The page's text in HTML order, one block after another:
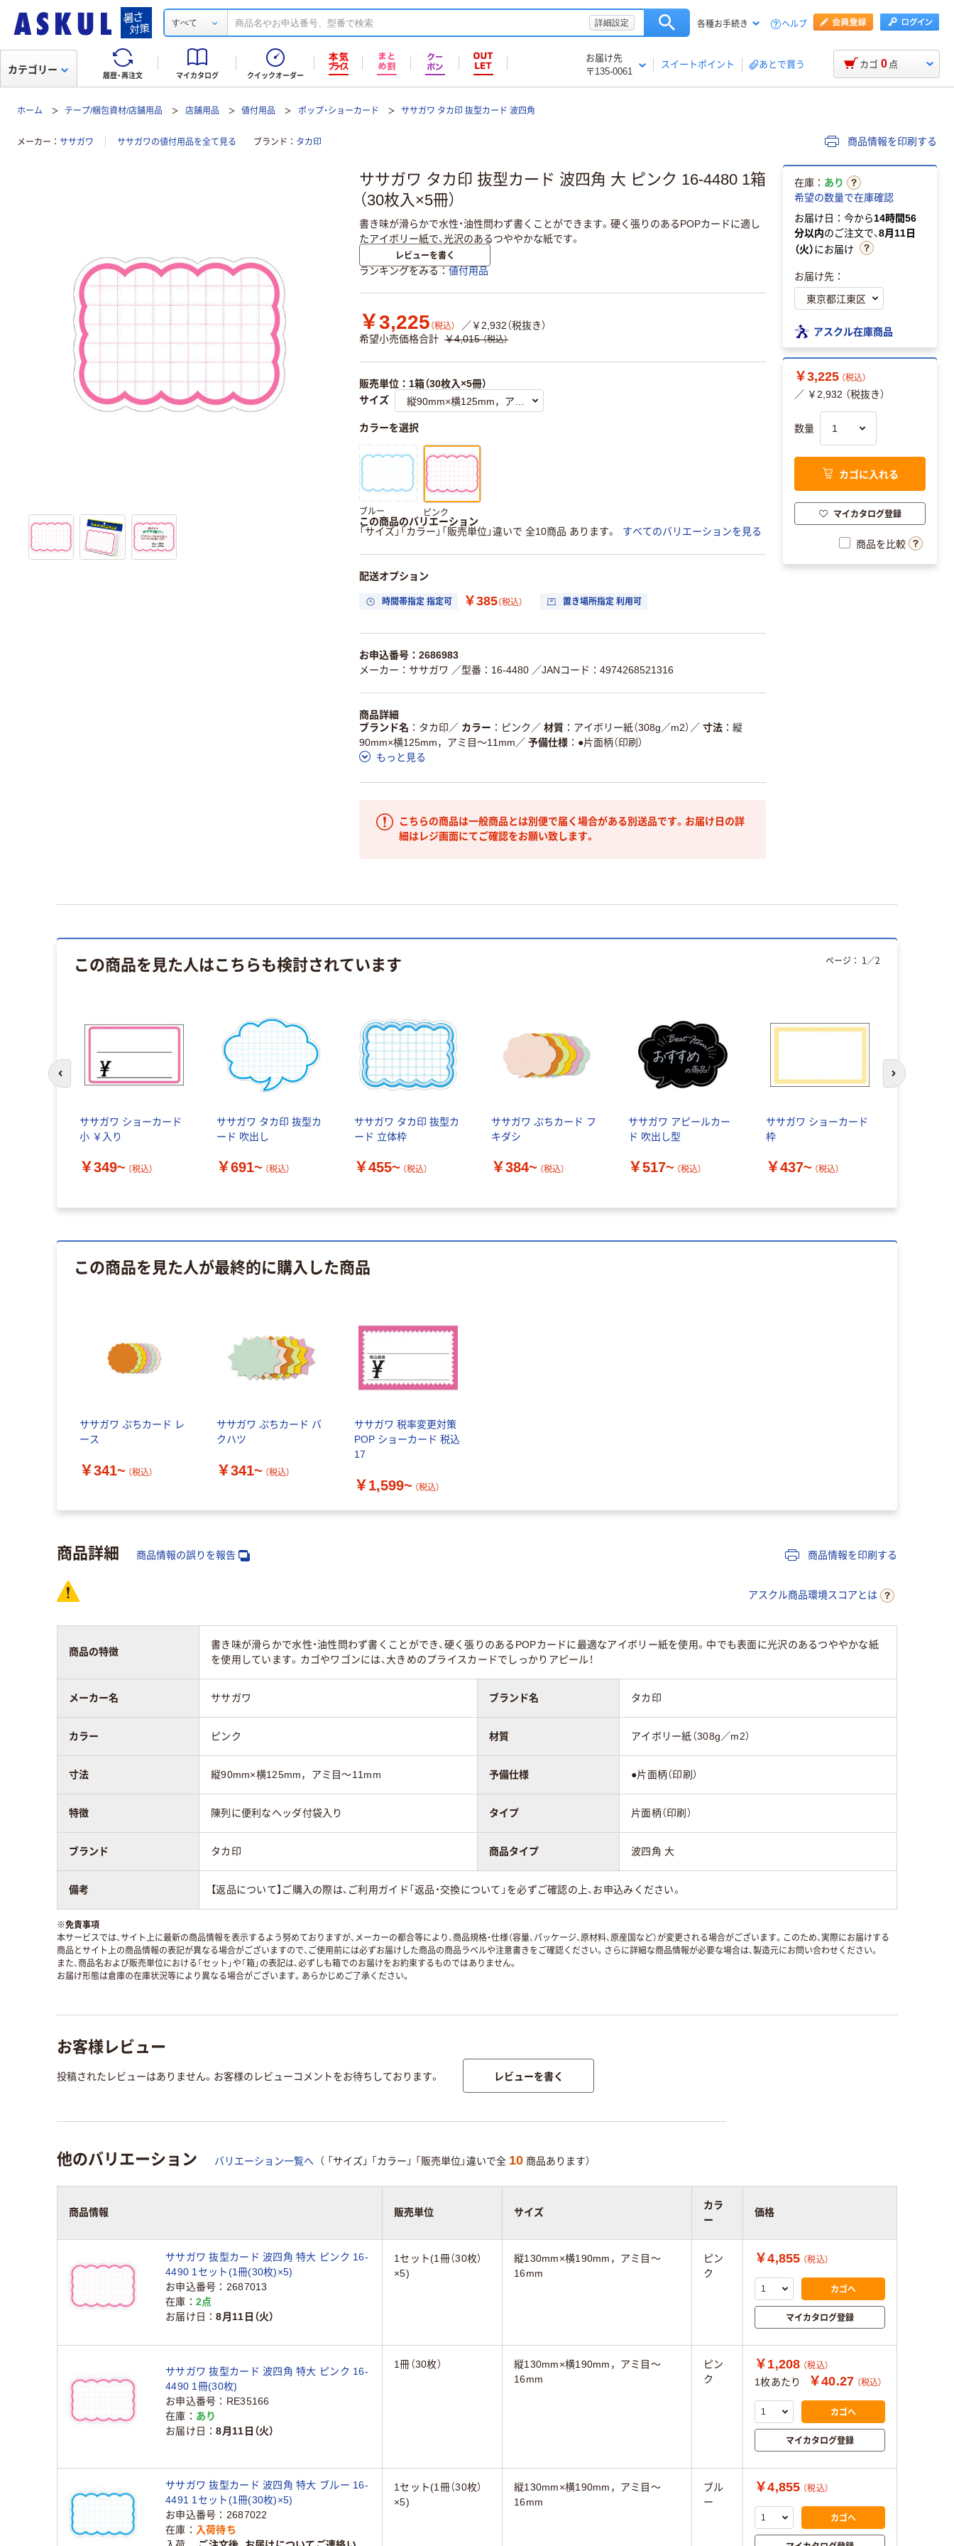
すべて 詳細設定 各種お手続き ヘルプ
履歴・再注文 マイカタログ クイックオーダー
お届け先
〒135-0061
スイートポイント あとで買う
カテゴリー カゴ 0 点
ホーム テープ/梱包資材/店舗用品 店舗用品 値付用品 ポップ・ショーカード ササガワ タカ印 抜型カード 波四角
メーカー ササガワ ササガワの値付用品を全て見る ブランド タカ印 商品情報を印刷する
ササガワ タカ印 抜型カード 波四角 大 ピンク 16-4480 1箱
（30枚入×5冊）
書き味が滑らかで水性・油性問わず書くことができます。硬く張りのあるPOPカードに適し
たアイボリー紙で、光沢のあるつややかな紙です。
レビューを書く
ランキングをみる 値付用品
￥3,225 （税込）
／￥2,932（税抜き）
希望小売価格合計 ￥4,015 （税込）
販売単位：1箱（30枚入×5冊）
サイズ
カラーを選択
ブルー ピンク
この商品のバリエーション
「サイズ」「カラー」「販売単位」違いで 全10商品 あります。
すべてのバリエーションを見る
配送オプション
時間帯指定 指定可 ￥385（税込） 置き場所指定 利用可
お申込番号：2686983
メーカー：ササガワ ／型番：16-4480 ／JANコード：4974268521316
商品詳細
ブランド名
タカ印 ／ カラー ピンク ／ 材質 アイボリー紙（308g／m2） ／ 寸法
縦
90mm×横125mm，アミ目～11mm ／ 予備仕様
●片面柄（印刷）
もっと見る
こちらの商品は一般商品とは別便で届く場合がある別送品です。お届け日の詳
細はレジ画面にてご確認をお願い致します。
在庫： あり
希望の数量で在庫確認
お届け日：今から14時間56
分以内のご注文で、8月11日
（火）にお届け
お届け先：
アスクル在庫商品
￥3,225 （税込）
／ ￥2,932 （税抜き）
数量
カゴに入れる
マイカタログ登録
商品を比較
この商品を見た人はこちらも検討されています
ササガワ ショーカード
小 ￥入り
￥349~ （税込）
ササガワ タカ印 抜型カ
ード 吹出し
￥691~ （税込）
ササガワ タカ印 抜型カ
ード 立体枠
￥455~ （税込）
ササガワ ぷちカード フ
キダシ
￥384~ （税込）
ササガワ アピールカー
ド 吹出し型
￥517~ （税込）
ササガワ ショーカード
枠
￥437~ （税込）
ページ： 1 ／2
前のスライドへ 次のスライド
この商品を見た人が最終的に購入した商品
ササガワ ぷちカード レ
ース
￥341~ （税込）
ササガワ ぷちカード バ
クハツ
￥341~ （税込）
ササガワ 税率変更対策
POP ショーカード 税込
17
￥1,599~ （税込）
商品詳細 商品情報の誤りを報告 商品情報を印刷する
アスクル商品環境スコアとは
商品の特徴
書き味が滑らかで水性・油性問わず書くことができ、硬く張りのあるPOPカードに最適なアイボリー紙を使用。中でも表面に光沢のあるつややかな紙
を使用しています。カゴやワゴンには、大きめのプライスカードでしっかりアピール！
メーカー名 ササガワ ブランド名 タカ印
カラー ピンク 材質 アイボリー紙（308g／m2）
寸法 縦90mm×横125mm，アミ目～11mm 予備仕様 ●片面柄（印刷）
特徴 陳列に便利なヘッダ付袋入り タイプ 片面柄（印刷）
ブランド タカ印 商品タイプ 波四角 大
備考 【返品について】ご購入の際は、ご利用ガイド「返品・交換について」を必ずご確認の上、お申込みください。
※免責事項
本サービスでは、サイト上に最新の商品情報を表示するよう努めておりますが、メーカーの都合等により、商品規格・仕様（容量、パッケージ、原材料、原産国など）が変更される場合がございます。このため、実際にお届けする
商品とサイト上の商品情報の表記が異なる場合がございますので、ご使用前には必ずお届けした商品の商品ラベルや注意書きをご確認ください。さらに詳細な商品情報が必要な場合は、製造元にお問い合わせください。
また、商品名および販売単位における「セット」や「箱」の表記は、必ずしも箱でのお届けをお約束するものではありません。
お届け形態は倉庫の在庫状況等により異なる場合がございます。あらかじめご了承ください。
お客様レビュー
投稿されたレビューはありません。お客様のレビューコメントをお待ちしております。 レビューを書く
他のバリエーション バリエーション一覧へ （ 「サイズ」 「カラー」 「販売単位」違いで全 10 商品あります）
商品情報 販売単位 サイズ
カラ
ー
価格
ササガワ 抜型カード 波四角 特大 ピンク 16-
4490 1セット(1冊(30枚)×5)
お申込番号
2687013
在庫
2点
お届け日
8月11日（火）
1セット(1冊（30枚）
×5)
縦130mm×横190mm，アミ目～
16mm
ピン
ク
￥4,855 （税込）
カゴへ
マイカタログ登録
ササガワ 抜型カード 波四角 特大 ピンク 16-
4490 1冊(30枚)
お申込番号
RE35166
在庫
あり
お届け日
8月11日（火）
1冊（30枚）
縦130mm×横190mm，アミ目～
16mm
ピン
ク
￥1,208 （税込）
1枚あたり ￥40.27 （税込）
カゴへ
マイカタログ登録
ササガワ 抜型カード 波四角 特大 ブルー 16-
4491 1セット(1冊(30枚)×5)
お申込番号
2687022
在庫
入荷待ち
1セット(1冊（30枚）
×5)
縦130mm×横190mm，アミ目～
16mm
ブル
ー
￥4,855 （税込）
カゴへ